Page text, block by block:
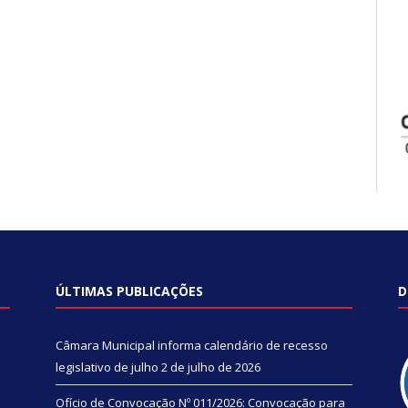
ÚLTIMAS PUBLICAÇÕES
Câmara Municipal informa calendário de recesso
legislativo de julho 2 de julho de 2026
Ofício de Convocação Nº 011/2026: Convocação para